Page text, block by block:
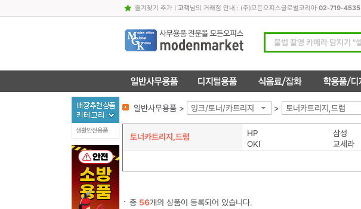
즐겨찾기 추가| 고객님의 거래점 안내 : (주)모든오피스글로벌코리아 02-719-4535
일반사무용품 > 잉크/토너/카트리지 > 토너카트리지,드럼
토너카트리지,드럼 HP 삼성
OKI
교세라
총 56개의 상품이 등록되어 있습니다.
생활안전용품